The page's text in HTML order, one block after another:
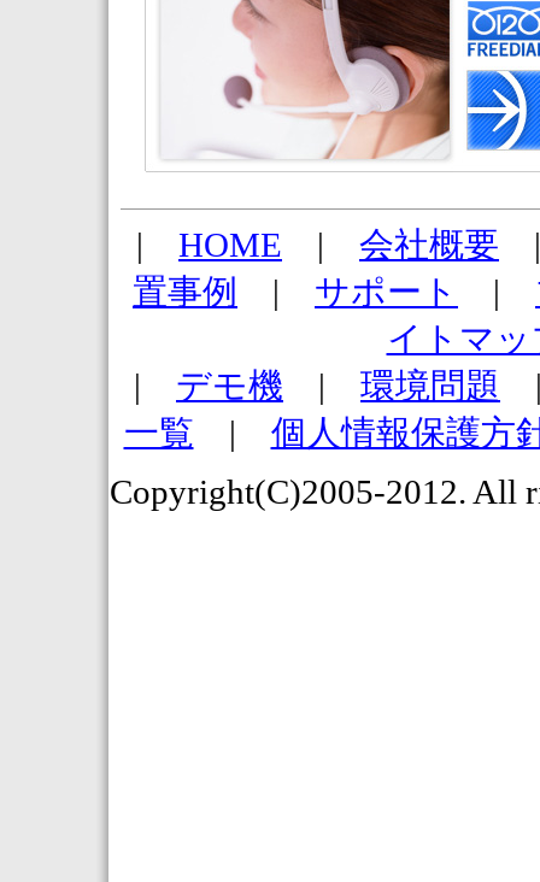
| HOME | 会社概要
置事例
| サポート |
イトマッ
| デモ機 | 環境問題
一覧 | 個人情報保護方
Copyright(C)2005-2012. All